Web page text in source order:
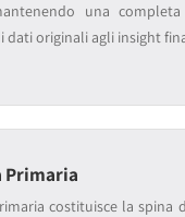
una completa
dati originali agli insight
Primaria
costituisce la spina